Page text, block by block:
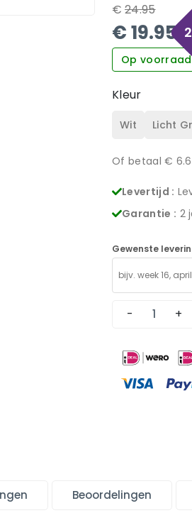
€ 24.95
€19.95
Op voorraad
Kleur
Wit Licht
Of betaal €
Levertijd :
Garantie : 2
Gewenste
- +
Beoordelingen